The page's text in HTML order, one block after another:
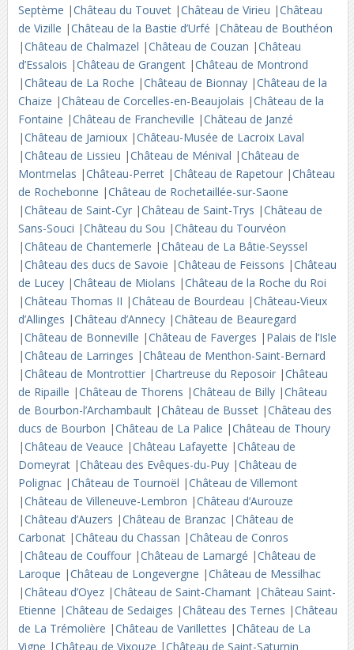
Septème |Château du Touvet |Château de Virieu |Château
de Vizille |Château de la Bastie d’Urfé |Château de Bouthéon
|Château de Chalmazel |Château de Couzan |Château
d’Essalois |Château de Grangent |Château de Montrond
|Château de La Roche |Château de Bionnay |Château de la
Chaize |Château de Corcelles-en-Beaujolais |Château de la
Fontaine |Château de Francheville |Château de Janzé
|Château de Jarnioux |Château-Musée de Lacroix Laval
|Château de Lissieu |Château de Ménival |Château de
Montmelas |Château-Perret |Château de Rapetour |Château
de Rochebonne |Château de Rochetaillée-sur-Saone
|Château de Saint-Cyr |Château de Saint-Trys |Château de
Sans-Souci |Château du Sou |Château du Tourvéon
|Château de Chantemerle |Château de La Bâtie-Seyssel
|Château des ducs de Savoie |Château de Feissons |Château
de Lucey |Château de Miolans |Château de la Roche du Roi
|Château Thomas II |Château de Bourdeau |Château-Vieux
d’Allinges |Château d’Annecy |Château de Beauregard
|Château de Bonneville |Château de Faverges | Palais de l’Isle
|Château de Larringes |Château de Menthon-Saint-Bernard
|Château de Montrottier |Chartreuse du Reposoir |Château
de Ripaille |Château de Thorens |Château de Billy |Château
de Bourbon-l’Archambault |Château de Busset |Château des
ducs de Bourbon |Château de La Palice |Château de Thoury
|Château de Veauce |Château Lafayette |Château de
Domeyrat |Château des Evêques-du-Puy |Château de
Polignac |Château de Tournoël |Château de Villemont
|Château de Villeneuve-Lembron |Château d’Aurouze
|Château d’Auzers |Château de Branzac |Château de
Carbonat |Château du Chassan |Château de Conros
|Château de Couffour |Château de Lamargé |Château de
Laroque |Château de Longevergne |Château de Messilhac
|Château d’Oyez |Château de Saint-Chamant |Château Saint-
Etienne |Château de Sedaiges |Château des Ternes |Château
de La Trémolière |Château de Varillettes |Château de La
Vigne |Château de Vixouze |Château de Saint-Saturnin